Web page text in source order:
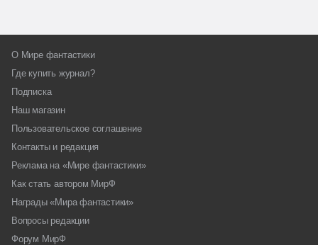
О Мире фантастики
Где купить журнал?
Подписка
Наш магазин
Пользовательское соглашение
Контакты и редакция
Реклама на «Мире фантастики»
Как стать автором МирФ
Награды «Мира фантастики»
Вопросы редакции
Форум МирФ